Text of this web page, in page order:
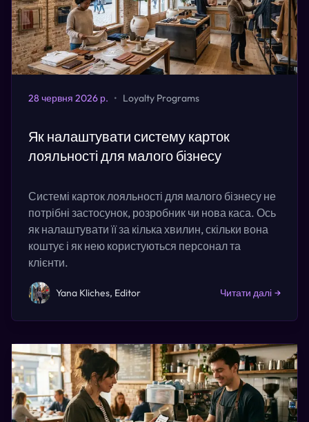
28 червня 2026 р. • Loyalty Programs
Як налаштувати систему карток
лояльності для малого бізнесу
Системі карток лояльності для малого бізнесу не
потрібні застосунок, розробник чи нова каса. Ось
як налаштувати її за кілька хвилин, скільки вона
коштує і як нею користуються персонал та
клієнти.
Yana Kliches, Editor Читати далі →